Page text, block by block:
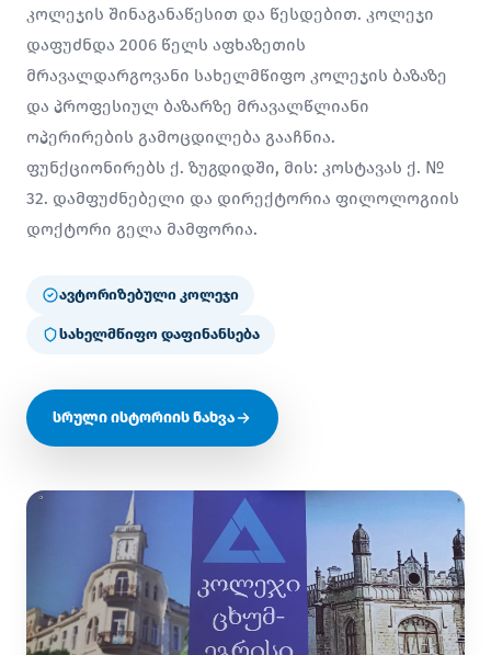
კოლეჯის შინაგანაწესით და წესდებით. კოლეჯი
დაფუძნდა 2006 წელს აფხაზეთის
მრავალდარგოვანი სახელმწიფო კოლეჯის ბაზაზე
და პროფესიულ ბაზარზე მრავალწლიანი
ოპერირების გამოცდილება გააჩნია.
ფუნქციონირებს ქ. ზუგდიდში, მის: კოსტავას ქ. №
32. დამფუძნებელი და დირექტორია ფილოლოგიის
დოქტორი გელა მამფორია.
ავტორიზებული კოლეჯი
სახელმწიფო დაფინანსება
სრული ისტორიის ნახვა